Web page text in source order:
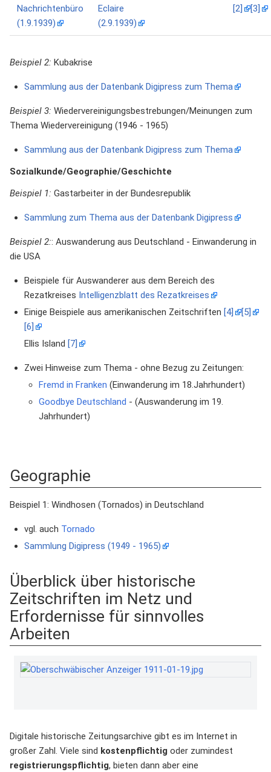
Nachrichtenbüro
(1.9.1939)
Eclaire
(2.9.1939)
[2] [3]
Beispiel 2: Kubakrise
Sammlung aus der Datenbank Digipress zum Thema
Beispiel 3: Wiedervereinigungsbestrebungen/Meinungen zum
Thema Wiedervereinigung (1946 - 1965)
Sammlung aus der Datenbank Digipress zum Thema
Sozialkunde/Geographie/Geschichte
Beispiel 1: Gastarbeiter in der Bundesrepublik
Sammlung zum Thema aus der Datenbank Digipress
Beispiel 2:: Auswanderung aus Deutschland - Einwanderung in
die USA
Beispiele für Auswanderer aus dem Bereich des
Rezatkreises Intelligenzblatt des Rezatkreises
Einige Beispiele aus amerikanischen Zeitschriften [4]
[5]
[6]
Ellis Island [7]
Zwei Hinweise zum Thema - ohne Bezug zu Zeitungen:
Fremd in Franken (Einwanderung im 18.Jahrhundert)
Goodbye Deutschland - (Auswanderung im 19.
Jahrhundert)
Geographie
Beispiel 1: Windhosen (Tornados) in Deutschland
vgl. auch Tornado
Sammlung Digipress (1949 - 1965)
Überblick über historische
Zeitschriften im Netz und
Erfordernisse für sinnvolles
Arbeiten
Digitale historische Zeitungsarchive gibt es im Internet in
großer Zahl. Viele sind kostenpflichtig oder zumindest
registrierungspflichtig, bieten dann aber eine